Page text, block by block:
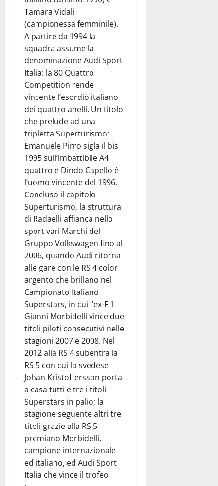
Tamara Vidali
(campionessa femminile).
A partire da 1994 la
squadra assume la
denominazione Audi Sport
Italia: la 80 Quattro
Competition rende
vincente l’esordio italiano
dei quattro anelli. Un titolo
che prelude ad una
tripletta Superturismo:
Emanuele Pirro sigla il bis
1995 sull’imbattibile A4
quattro e Dindo Capello è
l’uomo vincente del 1996.
Concluso il capitolo
Superturismo, la struttura
di Radaelli affianca nello
sport vari Marchi del
Gruppo Volkswagen fino al
2006, quando Audi ritorna
alle gare con le RS 4 color
argento che brillano nel
Campionato Italiano
Superstars, in cui l’ex-F.1
Gianni Morbidelli vince due
titoli piloti consecutivi nelle
stagioni 2007 e 2008. Nel
2012 alla RS 4 subentra la
RS 5 con cui lo svedese
Johan Kristoffersson porta
a casa tutti e tre i titoli
Superstars in palio; la
stagione seguente altri tre
titoli grazie alla RS 5
premiano Morbidelli,
campione internazionale
ed italiano, ed Audi Sport
Italia che vince il trofeo